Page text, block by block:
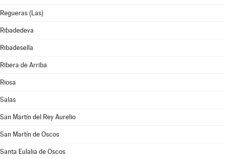
Regueras (Las)
Ribadedeva
Ribadesella
Ribera de Arriba
Riosa
Salas
San Martín del Rey Aurelio
San Martín de Oscos
Santa Eulalia de Oscos